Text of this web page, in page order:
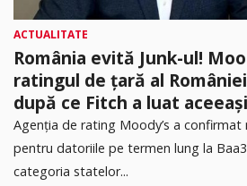
ACTUALITATE
România evită Junk-ul!
ratingul de țară al
după ce Fitch a luat
Agenția de rating Moody’s a confirmat
pentru datoriile pe termen lung la
categoria statelor...